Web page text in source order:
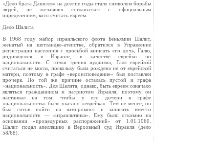
«Дело брата Даниэля» на долгие годы стало символом борьбы
людей, не желавших соглашаться с официальным
определением, кого считать евреем.
Дело Шалита
В 1968 году майор израильского флота Беньямин Шалит,
женатый на шотландке-атеистке, обратился в Управление
регистрации населения с просьбой записать его дочь, Галю,
родившуюся в Израиле, в качестве еврейки по
национальности. С точки зрения иудаизма, Галя еврейкой
считаться не могла, поскольку была рождена не от еврейской
матери, поэтому в графе «вероисповедание» был поставлен
прочерк. По той же причине осталась пустой и графа
«национальность». Для Шалита, однако, быть евреем означало
являться гражданином и патриотом Израиля, поэтому он
настаивал на том, чтобы у его дочери в графе
«национальность» было указано «еврейка». Тем не менее, он
был готов пойти на компромисс и записать вместо
национальности — «израильтянка». Ему было отказано на
основании «процедурных распоряжений» от 1.01.1960.
Шалит подал апелляцию в Верховный суд Израиля (дело
58/68).